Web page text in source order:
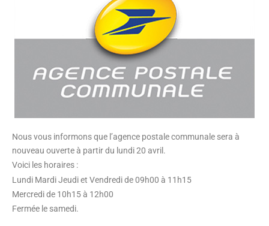
Nous vous informons que l’agence postale communale sera à
nouveau ouverte à partir du lundi 20 avril.
Voici les horaires :
Lundi Mardi Jeudi et Vendredi de 09h00 à 11h15
Mercredi de 10h15 à 12h00
Fermée le samedi.